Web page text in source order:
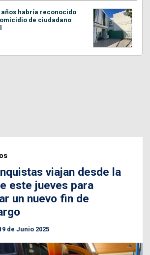
años habría reconocido
de ciudadano
viajan desde la
este jueves para
un nuevo fin de
de Junio 2025